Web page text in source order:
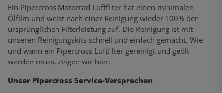
Ein Pipercross Motorrad Luftfilter hat einen minimalen
Ölfilm und weist nach einer Reinigung wieder 100% der
ursprünglichen Filterleistung auf. Die Reinigung ist mit
unseren Reinigungskits schnell und einfach gemacht. Wie
und wann ein Pipercross Luftfilter gereinigt und geölt
werden muss, zeigen wir hier.
Unser Pipercross Service-Versprechen